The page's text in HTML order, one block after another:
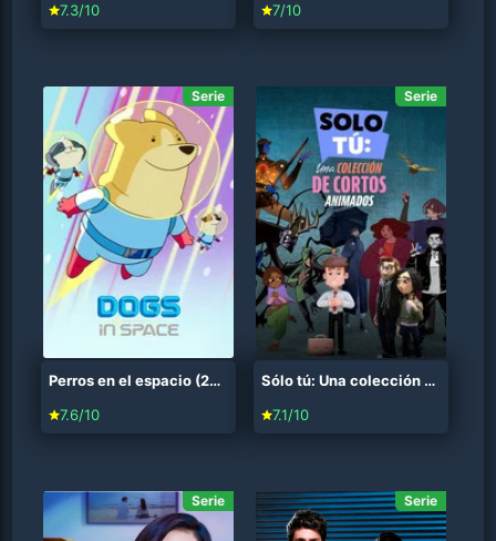
7.3/10
7/10
Serie
Perros en el espacio (2021)
7.6/10
Serie
Sólo tú: Una colección de cortos animados (2023)
7.1/10
Serie Serie